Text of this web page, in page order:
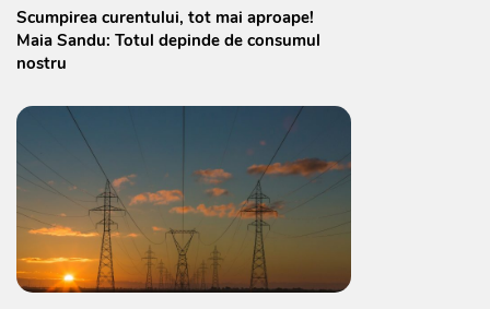
Scumpirea curentului, tot mai aproape!
Maia Sandu: Totul depinde de consumul
nostru